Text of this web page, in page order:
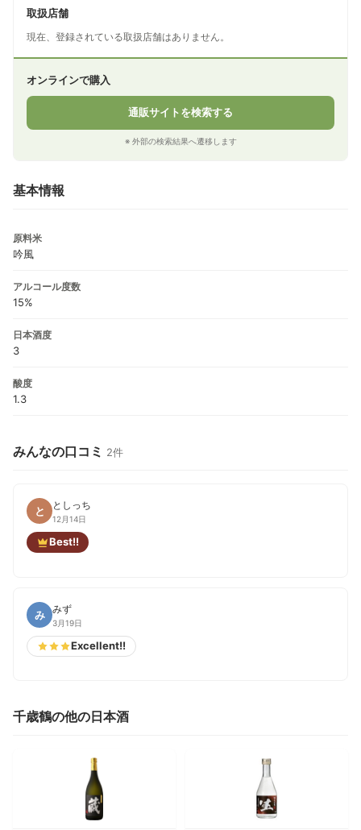
取扱店舗
現在、登録されている取扱店舗はありません。
オンラインで購入
通販サイトを検索する
※ 外部の検索結果へ遷移します
基本情報
原料米
吟風
アルコール度数
15%
日本酒度
3
酸度
1.3
みんなの口コミ 2件
と としっち
12月14日
Best!!
み みず
3月19日
Excellent!!
千歳鶴の他の日本酒